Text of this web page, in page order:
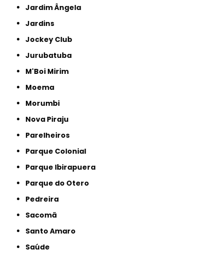
Jardim Ângela
Jardins
Jockey Club
Jurubatuba
M'Boi Mirim
Moema
Morumbi
Nova Piraju
Parelheiros
Parque Colonial
Parque Ibirapuera
Parque do Otero
Pedreira
Sacomã
Santo Amaro
Saúde